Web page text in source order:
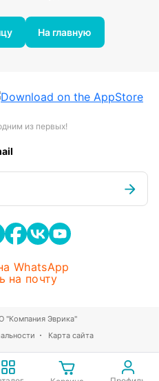
На главную
из первых!
WhatsApp
на почту
Карта сайта
"Компания Эврика"